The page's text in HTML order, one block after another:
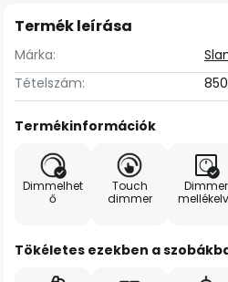
Termék leírása
Márka:
Tételszám:
Termékinformációk
Dimmelhet
ő
Touch
dimmer
Dimmer
Tökéletes ezekben a